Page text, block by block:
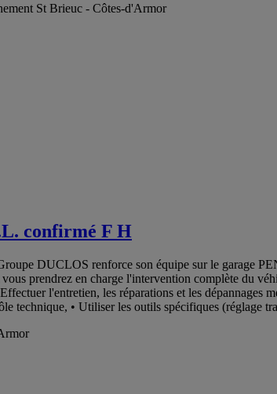
St Brieuc - Côtes-d'Armor
confirmé F H
DUCLOS renforce son équipe sur le garage
prendrez en charge l'intervention complète du
l'entretien, les réparations et les dépannages
technique, • Utiliser les outils spécifiques (réglage